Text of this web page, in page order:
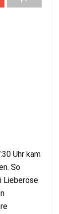
Uhr kam
So
Lieberose